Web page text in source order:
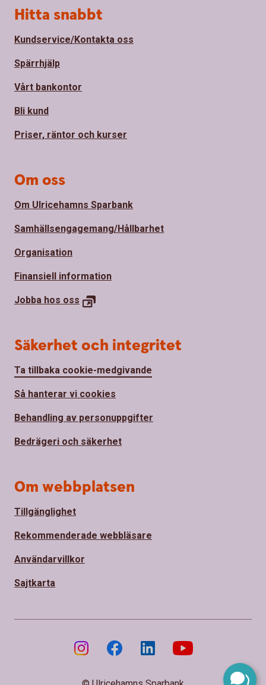
Sidfot
Hitta snabbt
Kundservice/Kontakta oss
Spärrhjälp
Vårt bankontor
Bli kund
Priser, räntor och kurser
Om oss
Om Ulricehamns Sparbank
Samhällsengagemang/Hållbarhet
Organisation
Finansiell information
Jobba hos oss
Säkerhet och integritet
Ta tillbaka cookie-medgivande
Så hanterar vi cookies
Behandling av personuppgifter
Bedrägeri och säkerhet
Om webbplatsen
Tillgänglighet
Rekommenderade webbläsare
Användarvillkor
Sajtkarta